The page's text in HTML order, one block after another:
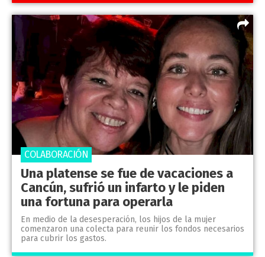
Una platense se fue de vacaciones a
Cancún, sufrió un infarto y le piden
una fortuna para operarla
En medio de la desesperación, los hijos de la mujer
comenzaron una colecta para reunir los fondos necesarios
para cubrir los gastos.
COLABORACIÓN